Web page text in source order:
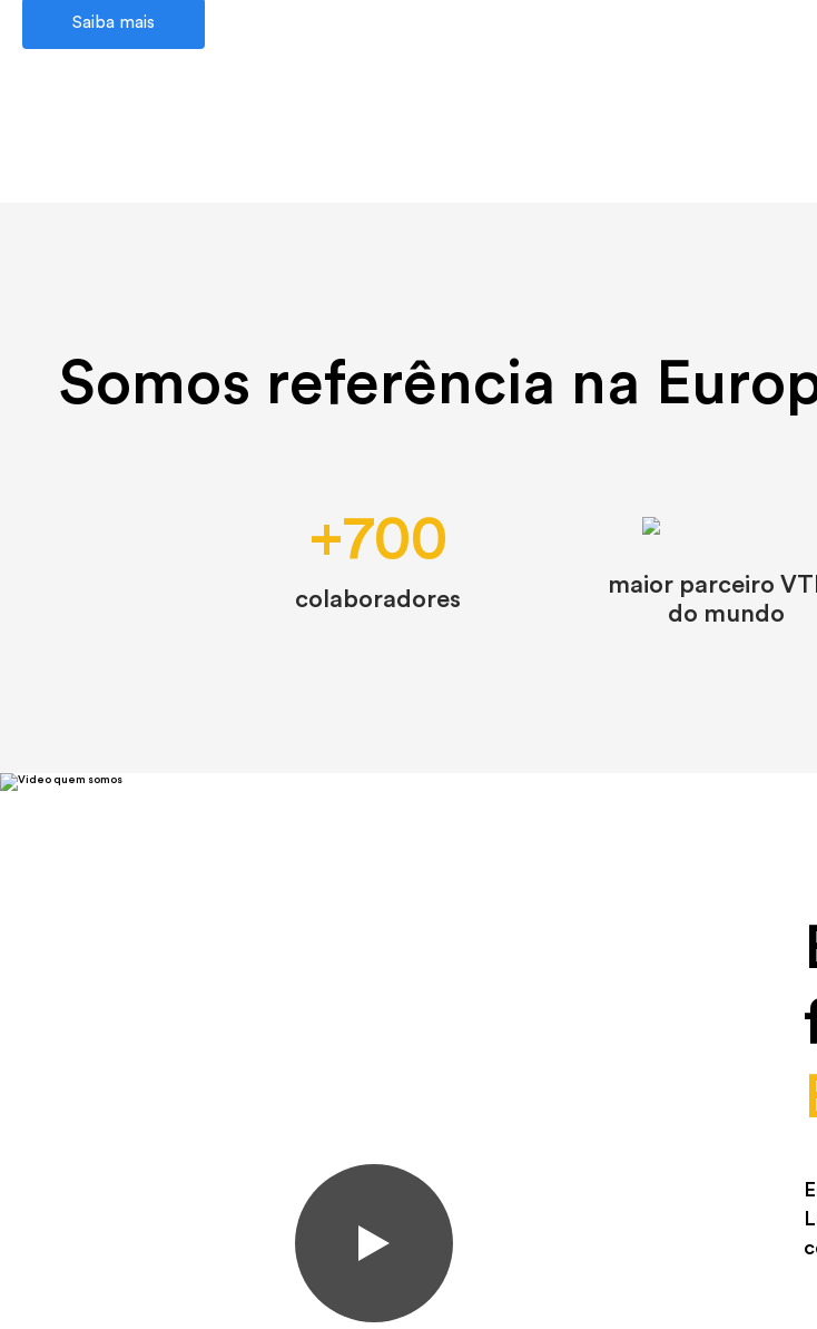
Saiba mais
focused on experience, efficiency, and
Somos referência na
+700
colaboradores
maior parceiro
do mundo